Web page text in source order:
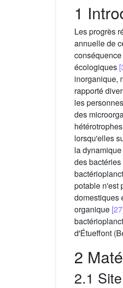
1
Les progrès
annuelle de
écologiques
inorganique,
rapporté
les
des
lorsqu'elles
la
des
potable n'est
domestiques
organique
d'Étueffont
2
2.1